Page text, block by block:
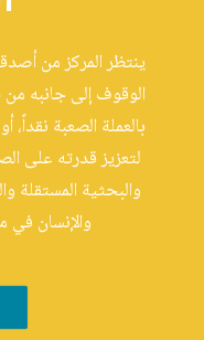
ينتظر المركز من
الوقوف إلى جانبه
بالعملة الصعبة
لتعزيز قدرته على
والبحثية المستقلة
والإنسان في